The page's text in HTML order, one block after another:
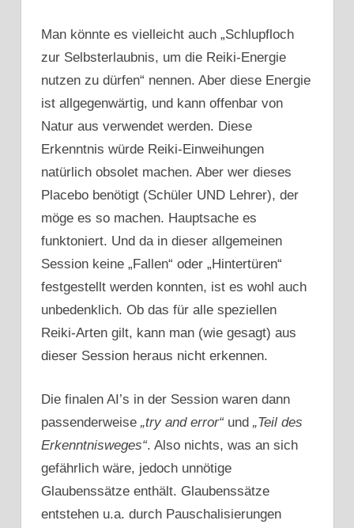
Man könnte es vielleicht auch „Schlupfloch
zur Selbsterlaubnis, um die Reiki-Energie
nutzen zu dürfen“ nennen. Aber diese Energie
ist allgegenwärtig, und kann offenbar von
Natur aus verwendet werden. Diese
Erkenntnis würde Reiki-Einweihungen
natürlich obsolet machen. Aber wer dieses
Placebo benötigt (Schüler UND Lehrer), der
möge es so machen. Hauptsache es
funktoniert. Und da in dieser allgemeinen
Session keine „Fallen“ oder „Hintertüren“
festgestellt werden konnten, ist es wohl auch
unbedenklich. Ob das für alle speziellen
Reiki-Arten gilt, kann man (wie gesagt) aus
dieser Session heraus nicht erkennen.
Die finalen AI’s in der Session waren dann
passenderweise „try and error“ und „Teil des
Erkenntnisweges“. Also nichts, was an sich
gefährlich wäre, jedoch unnötige
Glaubenssätze enthält. Glaubenssätze
entstehen u.a. durch Pauschalisierungen